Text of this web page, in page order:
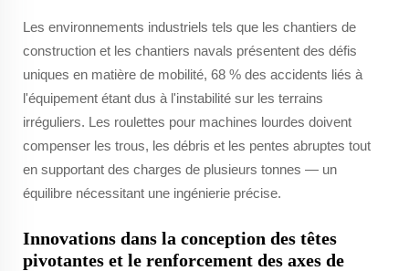
Les environnements industriels tels que les chantiers de
construction et les chantiers navals présentent des défis
uniques en matière de mobilité, 68 % des accidents liés à
l'équipement étant dus à l'instabilité sur les terrains
irréguliers. Les roulettes pour machines lourdes doivent
compenser les trous, les débris et les pentes abruptes tout
en supportant des charges de plusieurs tonnes — un
équilibre nécessitant une ingénierie précise.
Innovations dans la conception des têtes
pivotantes et le renforcement des axes de